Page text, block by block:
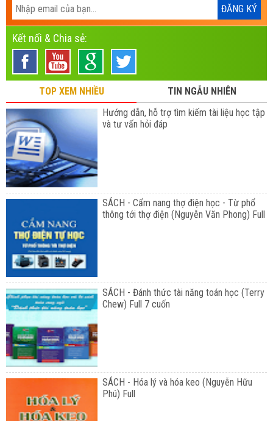
Kết nối & Chia sẻ:
TOP XEM NHIỀU
TIN NGẪU NHIÊN
Hướng dẫn, hỗ trợ tìm kiếm tài liệu học tập
và tư vấn hỏi đáp
SÁCH - Cẩm nang thợ điện học - Từ phổ
thông tới thợ điện (Nguyễn Văn Phong) Full
SÁCH - Đánh thức tài năng toán học (Terry
Chew) Full 7 cuốn
SÁCH - Hóa lý và hóa keo (Nguyễn Hữu
Phú) Full